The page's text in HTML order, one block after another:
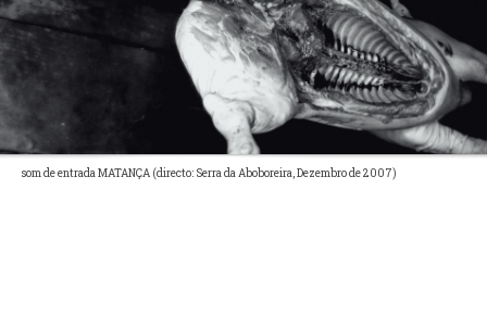
som de entrada MATANÇA (directo: Serra da Aboboreira, Dezembro de 2007)